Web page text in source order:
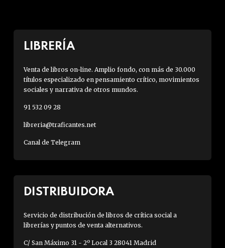
LIBRERÍA
Venta de libros on-line. Amplio fondo, con más de 30.000
títulos especializado en pensamiento crítico, movimientos
sociales y narrativa de otros mundos.
91 532 09 28
libreria@traficantes.net
Canal de Telegram
DISTRIBUIDORA
Servicio de distribución de libros de crítica social a
librerías y puntos de venta alternativos.
C/ San Máximo 31 - 2º Local 3 28041 Madrid